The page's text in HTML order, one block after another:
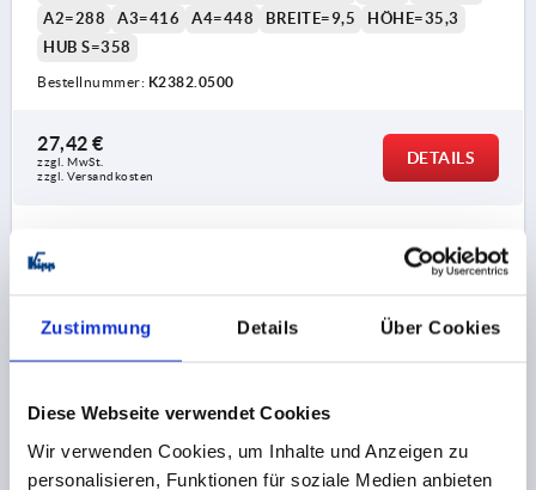
Zustimmung Details Über Cookies
Diese Webseite verwendet Cookies
Wir verwenden Cookies, um Inhalte und Anzeigen zu
personalisieren, Funktionen für soziale Medien anbieten
A2=288
A3=416 A4=448 BREITE=9,5
HÖHE=35,3
HUB S=358
Bestellnummer: K2382.0500
27,42 €
zzgl. MwSt.
zzgl. Versandkosten
DETAILS
K2382
TELESKOPSCHIENE L=550 9,5X35,3, TEILAUSZUG
BEIDSEITIG S=395,3, Fp=35, STAHL VERZINKT,